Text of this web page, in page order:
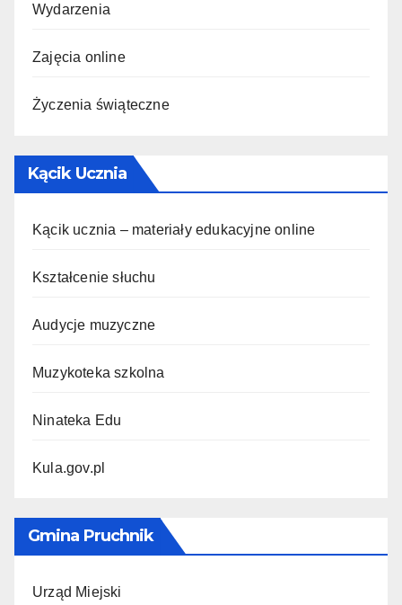
Wydarzenia
Zajęcia online
Życzenia świąteczne
Kącik Ucznia
Kącik ucznia – materiały edukacyjne online
Kształcenie słuchu
Audycje muzyczne
Muzykoteka szkolna
Ninateka Edu
Kula.gov.pl
Gmina Pruchnik
Urząd Miejski